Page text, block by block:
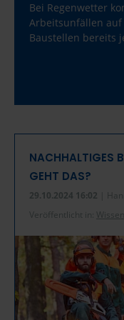
Bei Regenwetter
Arbeitsunfällen auf
Baustellen bereits
NACHHALTIGES
GEHT DAS?
29.10.2024 16:02
|
Veröffentlicht in: